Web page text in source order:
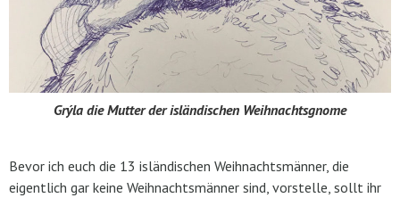
Grýla die Mutter der isländischen Weihnachtsgnome
Bevor ich euch die 13 isländischen Weihnachtsmänner, die
eigentlich gar keine Weihnachtsmänner sind, vorstelle, sollt ihr